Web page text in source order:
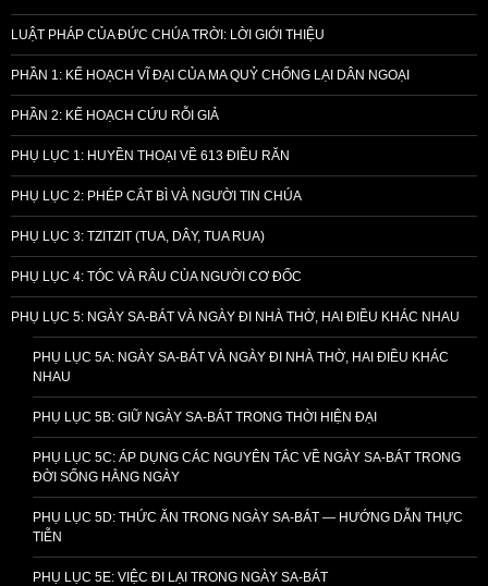
LUẬT PHÁP CỦA ĐỨC CHÚA TRỜI: LỜI GIỚI THIỆU
PHẦN 1: KẾ HOẠCH VĨ ĐẠI CỦA MA QUỶ CHỐNG LẠI DÂN NGOẠI
PHẦN 2: KẾ HOẠCH CỨU RỖI GIẢ
PHỤ LỤC 1: HUYỀN THOẠI VỀ 613 ĐIỀU RĂN
PHỤ LỤC 2: PHÉP CẮT BÌ VÀ NGƯỜI TIN CHÚA
PHỤ LỤC 3: TZITZIT (TUA, DÂY, TUA RUA)
PHỤ LỤC 4: TÓC VÀ RÂU CỦA NGƯỜI CƠ ĐỐC
PHỤ LỤC 5: NGÀY SA-BÁT VÀ NGÀY ĐI NHÀ THỜ, HAI ĐIỀU KHÁC NHAU
PHỤ LỤC 5A: NGÀY SA-BÁT VÀ NGÀY ĐI NHÀ THỜ, HAI ĐIỀU KHÁC
NHAU
PHỤ LỤC 5B: GIỮ NGÀY SA-BÁT TRONG THỜI HIỆN ĐẠI
PHỤ LỤC 5C: ÁP DỤNG CÁC NGUYÊN TẮC VỀ NGÀY SA-BÁT TRONG
ĐỜI SỐNG HẰNG NGÀY
PHỤ LỤC 5D: THỨC ĂN TRONG NGÀY SA-BÁT — HƯỚNG DẪN THỰC
TIỄN
PHỤ LỤC 5E: VIỆC ĐI LẠI TRONG NGÀY SA-BÁT